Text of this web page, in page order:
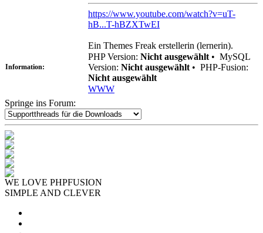
https://www.youtube.com/watch?v=uT-
hB...T-hBZXTwEI
Ein Themes Freak erstellerin (lernerin).
Information:
PHP Version: Nicht ausgewählt • MySQL
Version: Nicht ausgewählt • PHP-Fusion:
Nicht ausgewählt
WWW
Springe ins Forum:
WE LOVE PHPFUSION
SIMPLE AND CLEVER